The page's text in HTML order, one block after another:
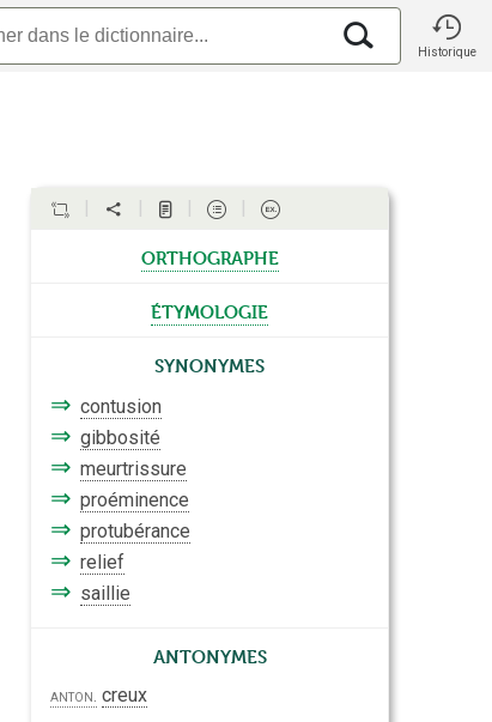
Historique
orthographe
étymologie
Synonymes
⇒ contusion
⇒ gibbosité
⇒ meurtrissure
⇒ proéminence
⇒ protubérance
⇒ relief
⇒ saillie
Antonymes
anton. creux